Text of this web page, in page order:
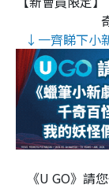
↓一齊睇下小
《U GO》請